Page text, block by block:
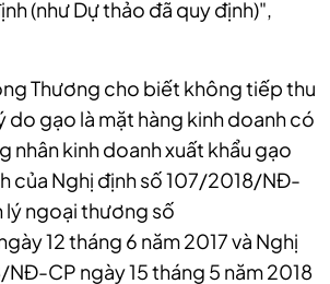
(như Dự thảo đã quy định)",
Thương cho biết không tiếp thu
do gạo là mặt hàng kinh doanh có
nhân kinh doanh xuất khẩu gạo
của Nghị định số 107/2018/NĐ-
lý ngoại thương số
12 tháng 6 năm 2017 và Nghị
CP ngày 15 tháng 5 năm 2018